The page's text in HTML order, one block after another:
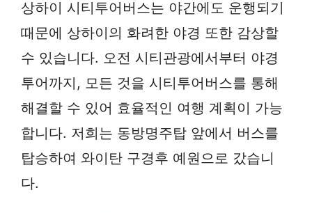
상하이 시티투어버스는 야간에도 운행되기
때문에 상하이의 화려한 야경 또한 감상할
수 있습니다. 오전 시티관광에서부터 야경
투어까지, 모든 것을 시티투어버스를 통해
해결할 수 있어 효율적인 여행 계획이 가능
합니다. 저희는 동방명주탑 앞에서 버스를
탑승하여 와이탄 구경후 예원으로 갔습니
다.